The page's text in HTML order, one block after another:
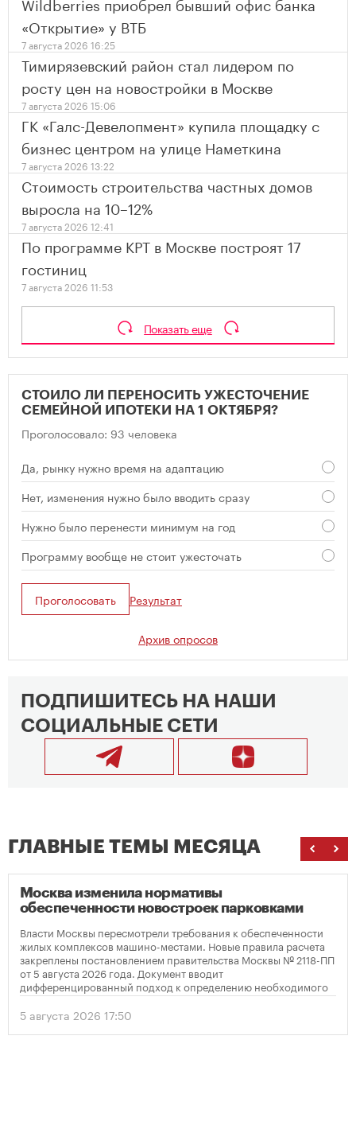
«Открытие» у ВТБ
7 августа 2026 16:25
Тимирязевский район стал лидером по
росту цен на новостройки в Москве
7 августа 2026 15:06
ГК «Галс-Девелопмент» купила площадку с
бизнес центром на улице Наметкина
7 августа 2026 13:22
Стоимость строительства частных домов
выросла на 10–12%
7 августа 2026 12:41
По программе КРТ в Москве построят 17
гостиниц
7 августа 2026 11:53
Показать еще
СТОИЛО ЛИ ПЕРЕНОСИТЬ УЖЕСТОЧЕНИЕ
СЕМЕЙНОЙ ИПОТЕКИ НА 1 ОКТЯБРЯ?
Проголосовало: 93 человека
Да, рынку нужно время на адаптацию
Нет, изменения нужно было вводить сразу
Нужно было перенести минимум на год
Программу вообще не стоит ужесточать
Проголосовать Результат
Архив опросов
ПОДПИШИТЕСЬ НА НАШИ
СОЦИАЛЬНЫЕ СЕТИ
ГЛАВНЫЕ ТЕМЫ МЕСЯЦА
Москва изменила нормативы
обеспеченности новостроек парковками
Власти Москвы пересмотрели требования к обеспеченности
жилых комплексов машино-местами. Новые правила расчета
закреплены постановлением правительства Москвы № 2118-ПП
от 5 августа 2026 года. Документ вводит
дифференцированный подход к определению необходимого
количества парковок в зависимости от площади квартир и
устанавливает переходный период для уже согласованных
проектов.
5 августа 2026 17:50